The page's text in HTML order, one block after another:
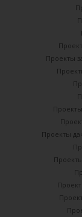
Проекты
Проекты